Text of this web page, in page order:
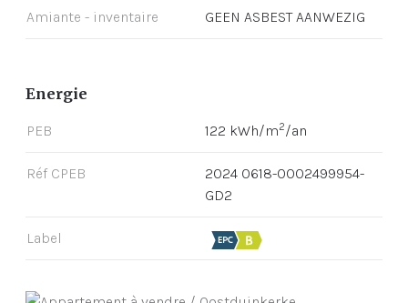
Amiante - inventaire GEEN ASBEST AANWEZIG
Energie
PEB 122 kWh/m2/an
Réf CPEB
2024 0618-0002499954-
GD2
Label